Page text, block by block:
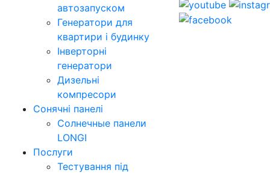
автозапуском
Генератори для
квартири і будинку
Інверторні
генератори
Дизельні
компресори
Сонячні панелі
Солнечные панели
LONGI
Послуги
Тестування під